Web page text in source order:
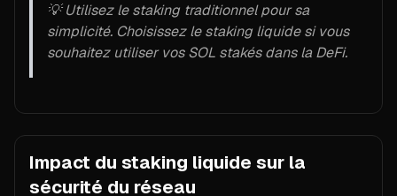
💡 Utilisez le staking traditionnel pour sa
simplicité. Choisissez le staking liquide si vous
souhaitez utiliser vos SOL stakés dans la DeFi.
Impact du staking liquide sur la
sécurité du réseau